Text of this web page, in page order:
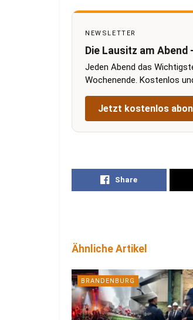
NEWSLETTER
Die Lausitz am Abend
Jeden Abend das
Wochenende. Kostenlos
Jetzt kostenlos
Share
Ähnliche Artikel
BRANDENBURG